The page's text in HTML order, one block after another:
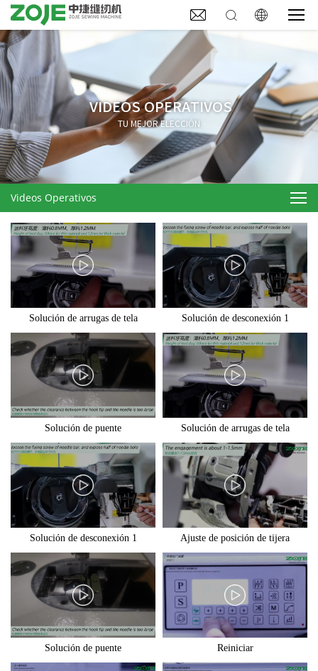
  
VIDEOS OPERATIVOS
TU MEJOR ELECCIÓN
Videos Operativos
Solución de arrugas de tela Solución de desconexión 1
Solución de puente Solución de arrugas de tela
Solución de desconexión 1 Ajuste de posición de tijera
Solución de puente Reiniciar